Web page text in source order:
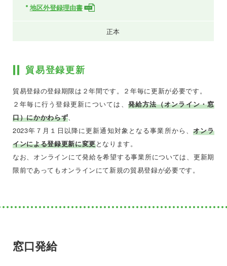
地区外登録理由書
正本
貿易登録更新
貿易登録の登録期限は２年間です。２年毎に更新が必要です。
２年毎に行う登録更新については、 発給方法（オンライン・窓
口）にかかわらず
2023年７月１日以降に更新通知対象となる事業所から、オンラ
インによる登録更新に変更となります。
なお、オンラインにて発給を希望する事業所については、更新期
限前であってもオンラインにて新規の貿易登録が必要です。
窓口発給